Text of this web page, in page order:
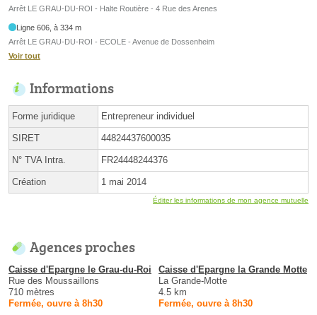
Arrêt LE GRAU-DU-ROI - Halte Routière - 4 Rue des Arenes
Ligne 606, à 334 m
Arrêt LE GRAU-DU-ROI - ECOLE - Avenue de Dossenheim
Voir tout
Informations
Forme juridique Entrepreneur individuel
SIRET 44824437600035
N° TVA Intra. FR24448244376
Création 1 mai 2014
Éditer les informations de mon agence mutuelle
Agences proches
Caisse d'Epargne le Grau-du-Roi
Rue des Moussaillons
710 mètres
Fermée, ouvre à 8h30
Caisse d'Epargne la Grande Motte
La Grande-Motte
4.5 km
Fermée, ouvre à 8h30